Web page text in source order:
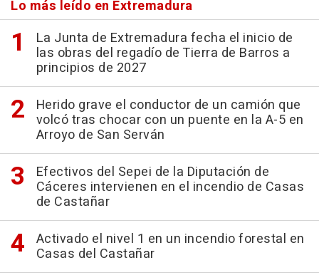
Lo más leído en Extremadura
La Junta de Extremadura fecha el inicio de
las obras del regadío de Tierra de Barros a
principios de 2027
Herido grave el conductor de un camión que
volcó tras chocar con un puente en la A-5 en
Arroyo de San Serván
Efectivos del Sepei de la Diputación de
Cáceres intervienen en el incendio de Casas
de Castañar
Activado el nivel 1 en un incendio forestal en
Casas del Castañar